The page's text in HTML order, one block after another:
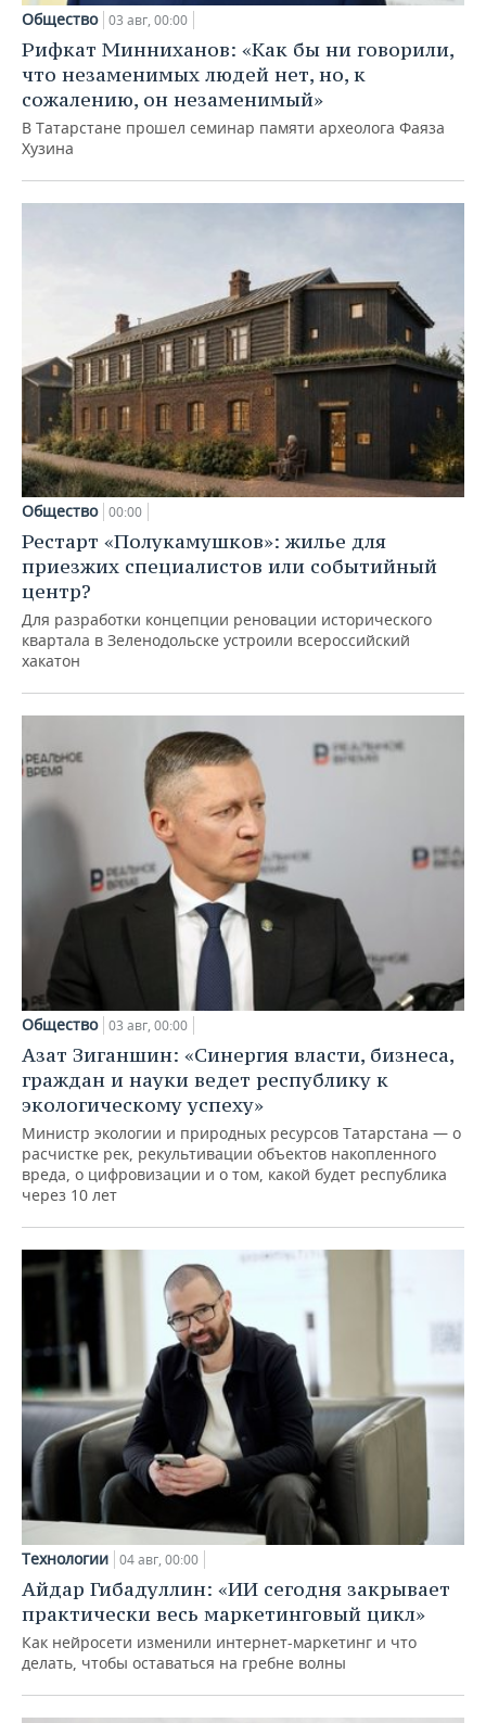
Общество 03 авг, 00:00
Рифкат Минниханов: «Как бы ни говорили,
что незаменимых людей нет, но, к
сожалению, он незаменимый»
В Татарстане прошел семинар памяти археолога Фаяза
Хузина
Общество 00:00
Рестарт «Полукамушков»: жилье для
приезжих специалистов или событийный
центр?
Для разработки концепции реновации исторического
квартала в Зеленодольске устроили всероссийский
хакатон
Общество 03 авг, 00:00
Азат Зиганшин: «Синергия власти, бизнеса,
граждан и науки ведет республику к
экологическому успеху»
Министр экологии и природных ресурсов Татарстана — о
расчистке рек, рекультивации объектов накопленного
вреда, о цифровизации и о том, какой будет республика
через 10 лет
Технологии 04 авг, 00:00
Айдар Гибадуллин: «ИИ сегодня закрывает
практически весь маркетинговый цикл»
Как нейросети изменили интернет-маркетинг и что
делать, чтобы оставаться на гребне волны